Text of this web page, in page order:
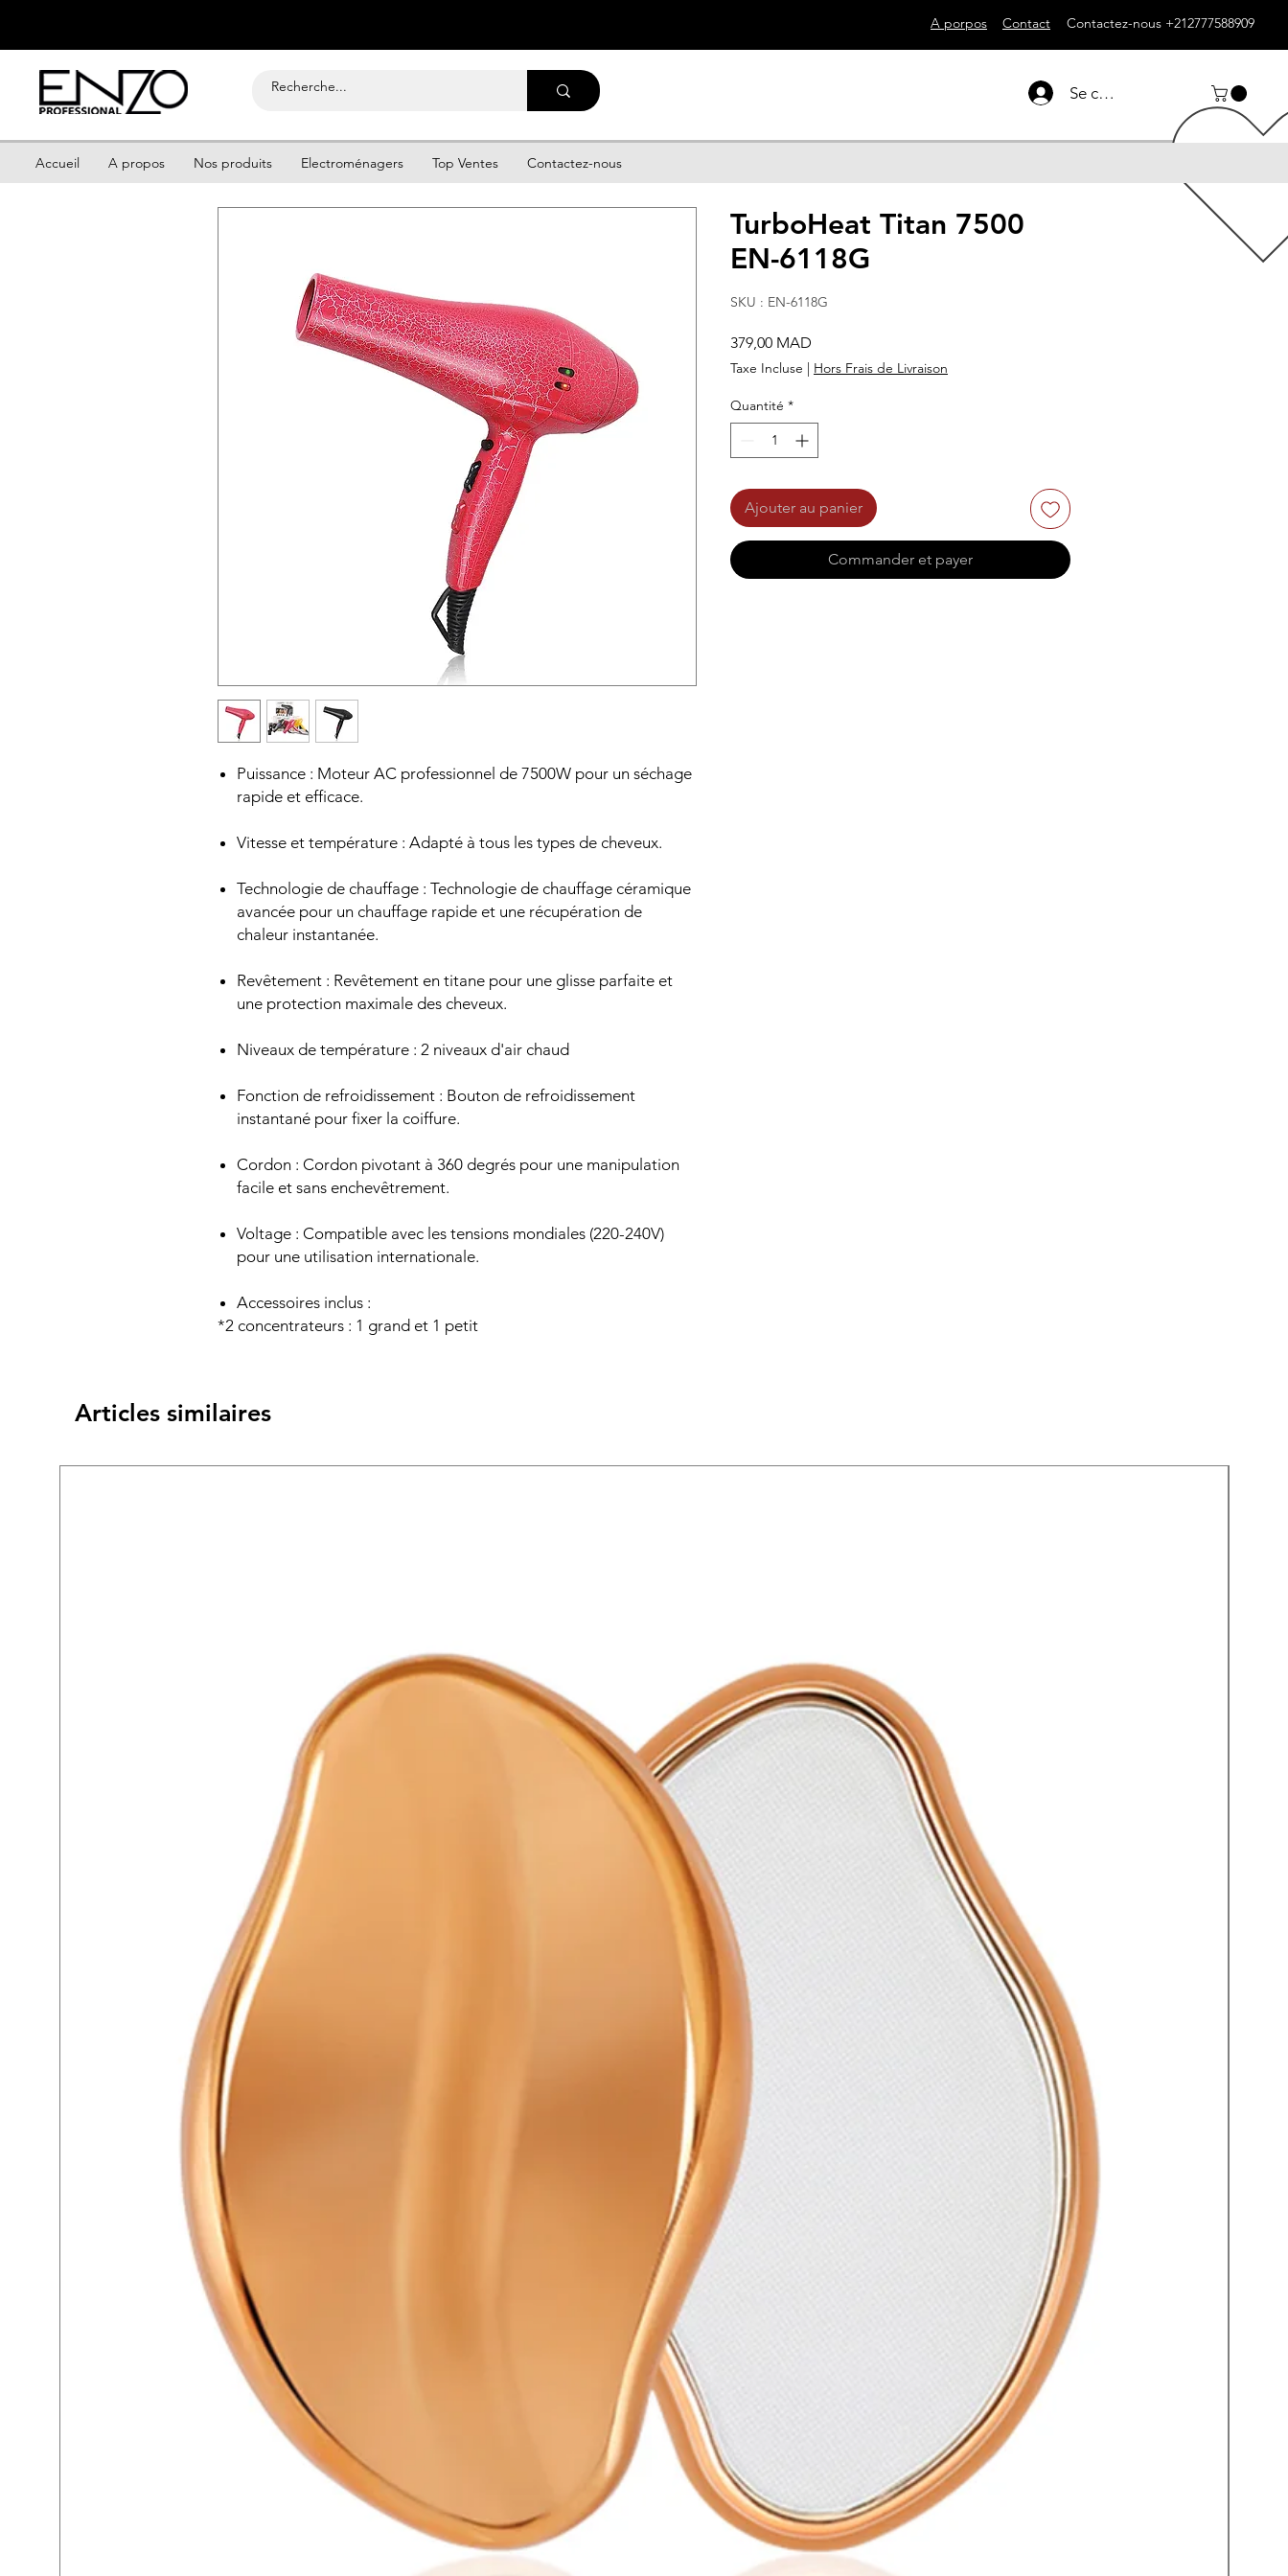
A porpos Contact Contactez-nous +212777588909
Se connecter
Accueil A propos Nos produits Electroménagers Top Ventes Contactez-nous
Puissance : Moteur AC professionnel de 7500W pour un séchage
rapide et efficace.
Vitesse et température : Adapté à tous les types de cheveux.
Technologie de chauffage : Technologie de chauffage céramique
avancée pour un chauffage rapide et une récupération de
chaleur instantanée.
Revêtement : Revêtement en titane pour une glisse parfaite et
une protection maximale des cheveux.
Niveaux de température : 2 niveaux d'air chaud
Fonction de refroidissement : Bouton de refroidissement
instantané pour fixer la coiffure.
Cordon : Cordon pivotant à 360 degrés pour une manipulation
facile et sans enchevêtrement.
Voltage : Compatible avec les tensions mondiales (220-240V)
pour une utilisation internationale.
Accessoires inclus :
*2 concentrateurs : 1 grand et 1 petit
TurboHeat Titan 7500
EN-6118G
SKU : EN-6118G
379,00 MAD
Taxe Incluse | Hors Frais de Livraison
Quantité *
Ajouter au panier
Commander et payer
Articles similaires